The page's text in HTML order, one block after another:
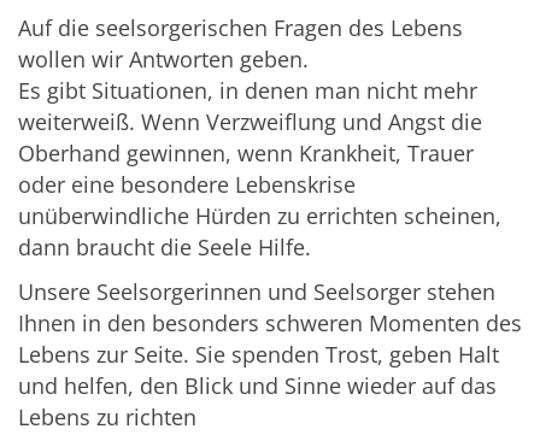
Auf die seelsorgerischen Fragen des Lebens
wollen wir Antworten geben.
Es gibt Situationen, in denen man nicht mehr
weiterweiß. Wenn Verzweiflung und Angst die
Oberhand gewinnen, wenn Krankheit, Trauer
oder eine besondere Lebenskrise
unüberwindliche Hürden zu errichten scheinen,
dann braucht die Seele Hilfe.
Unsere Seelsorgerinnen und Seelsorger stehen
Ihnen in den besonders schweren Momenten des
Lebens zur Seite. Sie spenden Trost, geben Halt
und helfen, den Blick und Sinne wieder auf das
Lebens zu richten